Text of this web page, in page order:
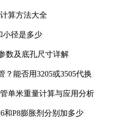
算方法大全
小径是多少
数及底孔尺寸详解
？能否用3205或3505代换
单米重量计算与应用分析
和P8膨胀剂分别加多少